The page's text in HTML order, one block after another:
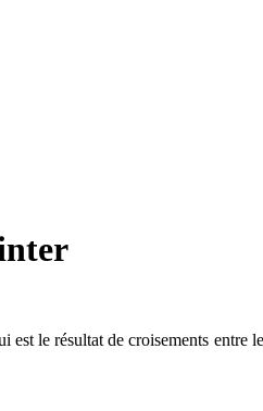
est le résultat de croisements entre